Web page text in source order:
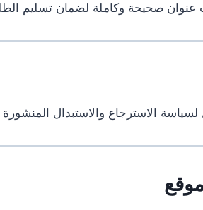
عنوان صحيحة وكاملة لضمان تسليم
الاسترجاع والاستبدال